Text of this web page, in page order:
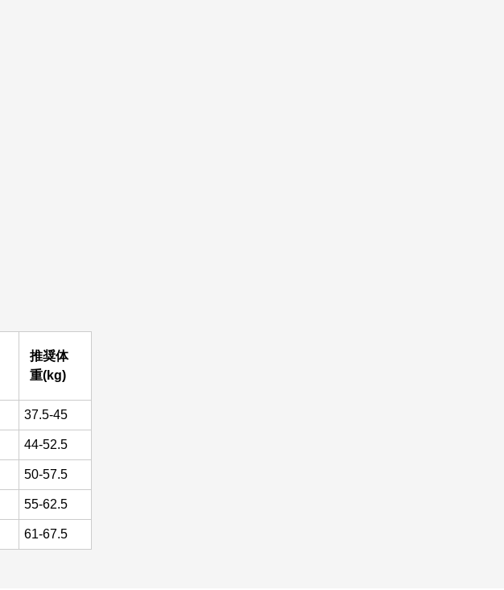
推奨体
重(kg)
37.5-45
44-52.5
50-57.5
55-62.5
61-67.5